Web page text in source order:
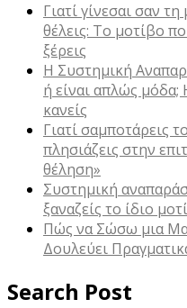
Γιατί γίνεσαι σαν
θέλεις: Το μοτίβο
ξέρεις
Η Συστημική
ή είναι απλώς μόδα;
κανείς
Γιατί σαμποτάρεις
πλησιάζεις στην
θέληση»
Συστημική
ξαναζείς το ίδιο
Πώς να Σώσω μια
Δουλεύει
Search Post